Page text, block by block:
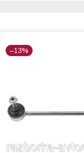
–13%